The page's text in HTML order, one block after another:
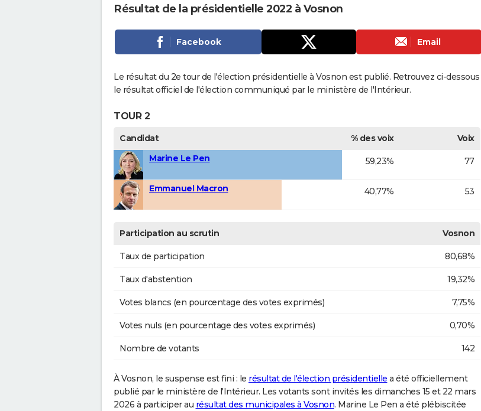
Résultat de la présidentielle 2022 à Vosnon
Facebook Email
Le résultat du 2e tour de l'élection présidentielle à Vosnon est publié. Retrouvez ci-dessous
le résultat officiel de l'élection communiqué par le ministère de l'Intérieur.
TOUR 2
Candidat % des voix
Voix
Marine Le Pen
59,23% 77
Emmanuel Macron 40,77% 53
Participation au scrutin Vosnon
Taux de participation 80,68%
Taux d'abstention 19,32%
Votes blancs (en pourcentage des votes exprimés) 7,75%
Votes nuls (en pourcentage des votes exprimés) 0,70%
Nombre de votants 142
À Vosnon, le suspense est fini : le résultat de l'élection présidentielle a été officiellement
publié par le ministère de l'Intérieur. Les votants sont invités les dimanches 15 et 22 mars
2026 à participer au résultat des municipales à Vosnon. Marine Le Pen a été plébiscitée